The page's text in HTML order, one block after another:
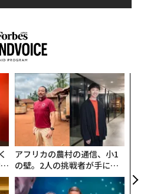
アフリカの農村の通信、小1
の壁。2人の挑戦者が手にし
た「次なる武器」